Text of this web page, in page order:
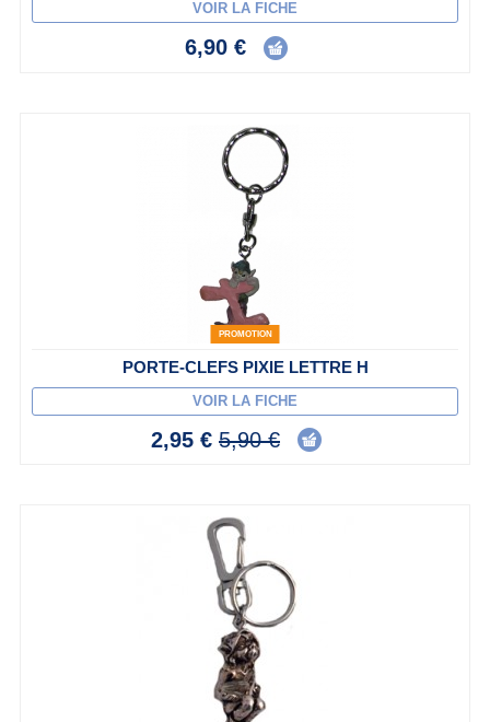
VOIR LA FICHE
6,90 €
PROMOTION
PORTE-CLEFS PIXIE LETTRE H
VOIR LA FICHE
2,95 € 5,90 €